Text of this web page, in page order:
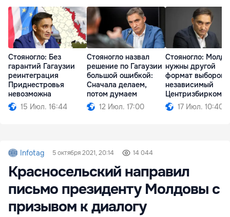
Стояногло: Без
гарантий Гагаузии
реинтеграция
Приднестровья
невозможна
15 Июл. 16:44
Стояногло назвал
решение по Гагаузии
большой ошибкой:
Сначала делаем,
потом думаем
12 Июл. 17:00
Стояногло:
нужны другой
формат выборов
независимый
Центризбирком
17 Июл. 10:40
Infotag 5 октября 2021, 20:14 14 044
Красносельский направил
письмо президенту Молдовы с
призывом к диалогу